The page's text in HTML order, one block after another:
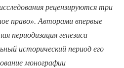
рецензируются три
право». Авторами впервые
периодизация генезиса
исторический период его
монографии